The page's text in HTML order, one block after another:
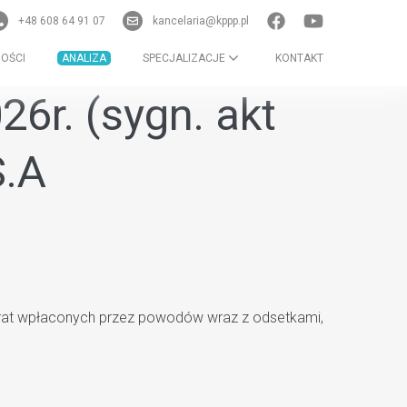
+48 608 64 91 07 kancelaria@kppp.pl
ANALIZA SPECJALIZACJE KONTAKT
(sygn. akt
wpłaconych przez powodów wraz z odsetkami,